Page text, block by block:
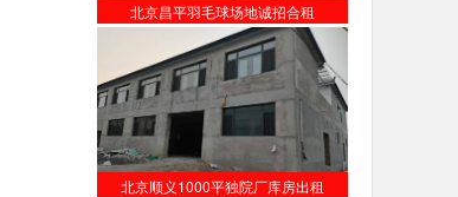
北京昌平羽毛球场地诚招合租
北京顺义1000平独院厂库房出租